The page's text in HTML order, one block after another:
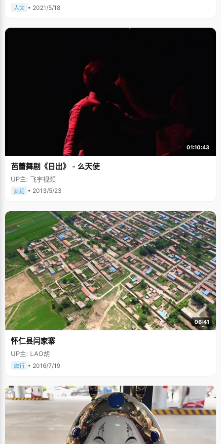
人文 • 2021/5/18
01:10:43
芭蕾舞剧《日出》 - 么天使
UP主: 飞宇视频
舞蹈 • 2013/5/23
06:41
怀仁县闫家寨
UP主: LAO胡
旅行 • 2016/7/19